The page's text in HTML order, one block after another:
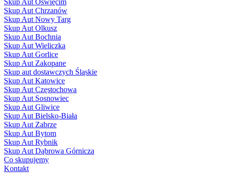
Skup Aut Oświęcim
Skup Aut Chrzanów
Skup Aut Nowy Targ
Skup Aut Olkusz
Skup Aut Bochnia
Skup Aut Wieliczka
Skup Aut Gorlice
Skup Aut Zakopane
Skup aut dostawczych Śląskie
Skup Aut Katowice
Skup Aut Częstochowa
Skup Aut Sosnowiec
Skup Aut Gliwice
Skup Aut Bielsko-Biała
Skup Aut Zabrze
Skup Aut Bytom
Skup Aut Rybnik
Skup Aut Dąbrowa Górnicza
Co skupujemy
Kontakt